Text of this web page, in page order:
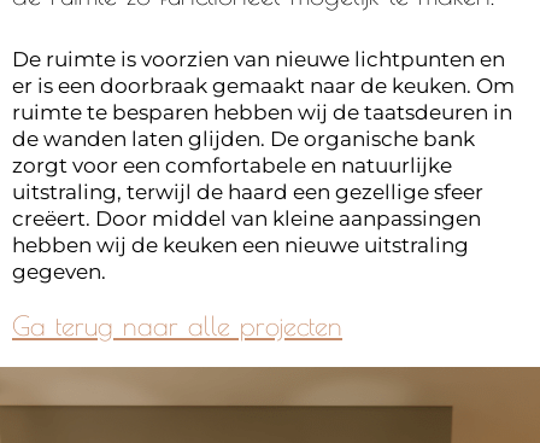
De ruimte is voorzien van nieuwe lichtpunten en
er is een doorbraak gemaakt naar de keuken. Om
ruimte te besparen hebben wij de taatsdeuren in
de wanden laten glijden. De organische bank
zorgt voor een comfortabele en natuurlijke
uitstraling, terwijl de haard een gezellige sfeer
creëert. Door middel van kleine aanpassingen
hebben wij de keuken een nieuwe uitstraling
gegeven.
Ga terug naar alle projecten